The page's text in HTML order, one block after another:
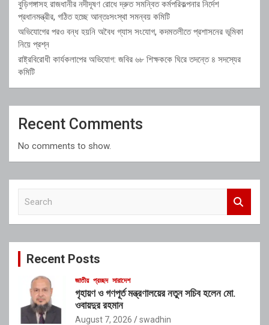
বুড়িগঙ্গাসহ রাজধানীর নদীদূষণ রোধে দ্রুত সমন্বিত কর্মপরিকল্পনার নির্দেশ
প্রধানমন্ত্রীর, গঠিত হচ্ছে আন্তঃসংস্থা সমন্বয় কমিটি
অভিযোগের পরও বন্ধ হয়নি অবৈধ গ্যাস সংযোগ, কদমতলীতে প্রশাসনের ভূমিকা
নিয়ে প্রশ্ন
রাষ্ট্রবিরোধী কার্যকলাপের অভিযোগ: জবির ৬৮ শিক্ষককে ঘিরে তদন্তে ৪ সদস্যের
কমিটি
Recent Comments
No comments to show.
c
Recent Posts
জাতীয় প্রচ্ছদ সারাদেশ
গৃহায়ণ ও গণপূর্ত মন্ত্রণালয়ের নতুন সচিব হলেন মো.
ওবায়দুর রহমান
August 7, 2026 swadhin